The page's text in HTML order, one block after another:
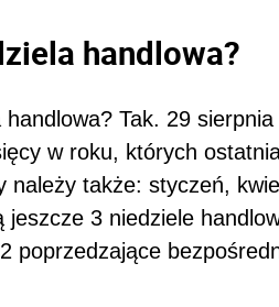
handlowa?
Tak. 29
w roku, których
należy także: styczeń,
3 niedziele
poprzedzające